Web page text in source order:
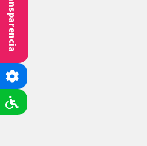
Transparencia